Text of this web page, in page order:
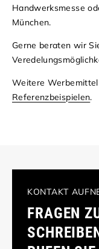
Handwerksmesse
München.
Gerne beraten wir
Weitere
Referenzbeispielen.
KONTAKT
FRAGEN